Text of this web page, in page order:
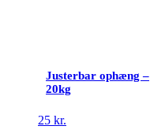
Justerbar ophæng –
20kg
25 kr.